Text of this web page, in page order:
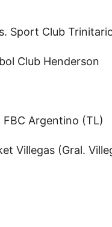
Sport Club
Club Henderson
Argentino (TL)
Villegas (Gral.